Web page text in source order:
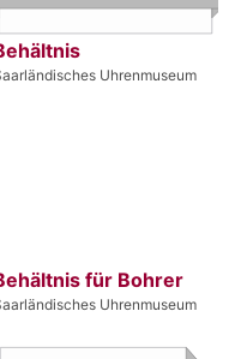
Uhrenmuseum
für Bohrer
Uhrenmuseum